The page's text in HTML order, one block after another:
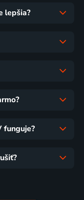
lepšia?
funguje?